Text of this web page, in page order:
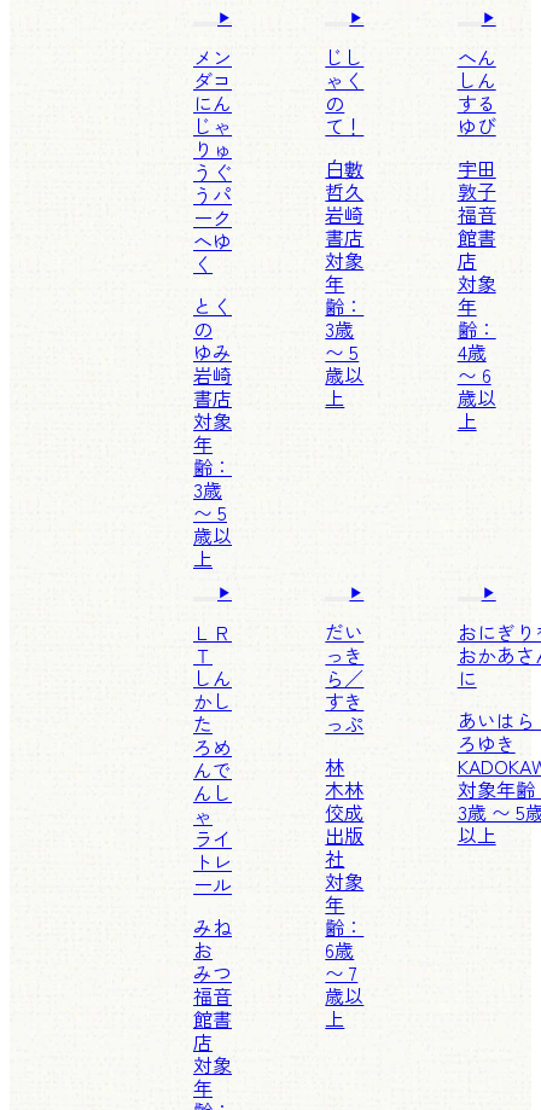
メン
ダコ
にん
じゃ
りゅ
うぐ
うパ
ーク
へゆ
く
とく
の
ゆみ
岩崎
書店
対象
年
齢：
3歳
〜 5
歳以
上
じし
ゃく
の
て！
白數
哲久
岩崎
書店
対象
年
齢：
3歳
〜 5
歳以
上
へん
しん
する
ゆび
宇田
敦子
福音
館書
店
対象
年
齢：
4歳
〜 6
歳以
上
ＬＲ
Ｔ
しん
かし
た
ろめ
んで
んし
ゃ
ライ
トレ
ール
みね
お
みつ
福音
館書
店
対象
年
だい
っき
ら／
すき
っぷ
林
木林
佼成
出版
社
対象
年
齢：
6歳
〜 7
歳以
上
おにぎり
おかあさ
に
あいはら
ろゆき
対象年齢
3歳 〜 5
以上